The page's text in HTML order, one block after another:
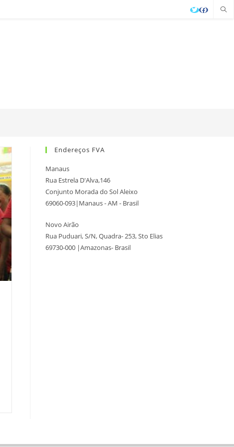
Endereços FVA
Manaus
Rua Estrela D'Alva,146
Conjunto Morada do Sol Aleixo
69060-093|Manaus - AM - Brasil
Novo Airão
Rua Puduari, S/N, Quadra- 253, Sto Elias
69730-000 |Amazonas- Brasil